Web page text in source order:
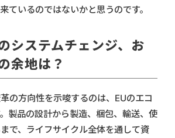
ているのではないかと思うのです。
システムチェンジ、お
余地は？
の方向性を示唆するのは、EUのエコ
製品の設計から製造、梱包、輸送、使
で、ライフサイクル全体を通して資